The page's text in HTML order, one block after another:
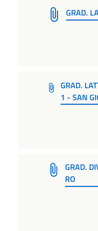
GRAD.
GRAD.
1 - SAN
GRAD.
RO